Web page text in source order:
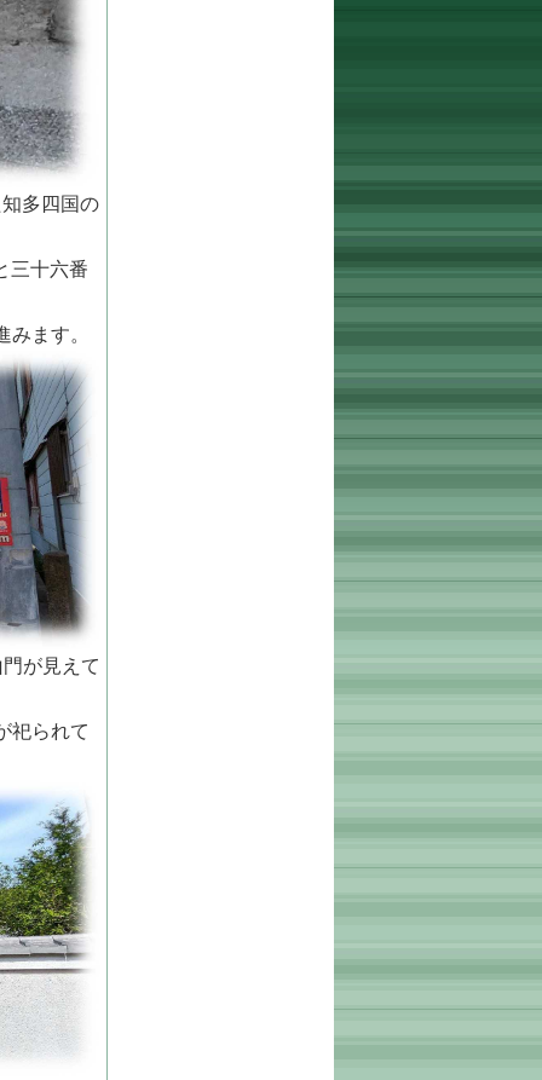
多四国の
三十六番
ます。
が見えて
祀られて